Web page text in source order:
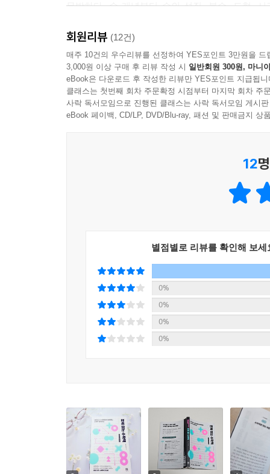
무방하다. 수 개념부터 수의 성질, 분수, 도형,
붙여두고 같이 읽으며 수를 익히게 하지만, 그 전
특히 초등수학은 진도만 나가면 안 된다고 당부
몸으로 익혀야 단단하게 자리 잡힌다. 이를테면
익힐 수 있다. 또한 퀴즈나 퍼즐 같은 놀이도 추
중요하다. ‘하루에 몇 쪽씩 읽기’ 같은 계획이나 목
“수학은 왜 배울까요? 제가 사는 동안 수학 써
많은 사람이 자신은 수학과 무관하게 살아왔다
기후 위기에도 수학의 흔적을 발견할 수 있다.
일정을 짜는 게 즐거운 사람도 이미 수학을 즐
아이들은 숫자를 좋아하고, 무한의 끝을 궁금해
학문으로 받아들이게 되면서, 수학을 오해한다.
우리는 수학을 잘해야 하지만, 좋아하는 건 이상
수학사를 읽고, 소설을 읽듯이 수학자의 일대기
역사로 접근하면 된다.
한 수학자는 사랑하는 어머니를 잃고 피타고라
회원리뷰 (12건)
매주 10건의 우수리뷰를 선정하여 YES포인트 3만원을 드
3,000원 이상 구매 후 리뷰 작성 시 일반회원 300원, 마니
eBook은 다운로드 후 작성한 리뷰만 YES포인트 지급됩니
클래스는 첫번째 회차 주문확정 시점부터 마지막 회차 주
사락 독서모임으로 진행된 클래스는 사락 독서모임 게시
eBook 페이백, CD/LP, DVD/Blu-ray, 패션 및 판매금지 상
12
별점별로 리뷰를 확인해 보세
0%
0%
0%
0%